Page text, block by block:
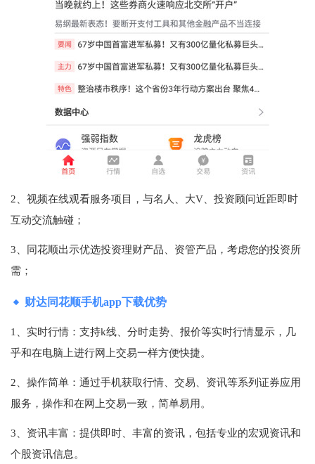
2、视频在线观看服务项目，与名人、大V、投资顾问近距即时
互动交流触碰；
3、同花顺出示优选投资理财产品、资管产品，考虑您的投资所
需；
财达同花顺手机app下载优势
1、实时行情：支持k线、分时走势、报价等实时行情显示，几
乎和在电脑上进行网上交易一样方便快捷。
2、操作简单：通过手机获取行情、交易、资讯等系列证券应用
服务，操作和在网上交易一致，简单易用。
3、资讯丰富：提供即时、丰富的资讯，包括专业的宏观资讯和
个股资讯信息。